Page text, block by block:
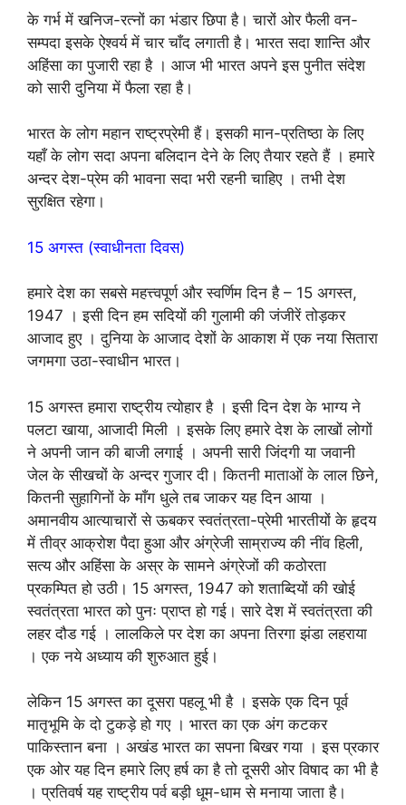
के गर्भ में खनिज-रत्नों का भंडार छिपा है। चारों ओर फैली वन-
सम्पदा इसके ऐश्वर्य में चार चाँद लगाती है। भारत सदा शान्ति और
अहिंसा का पुजारी रहा है । आज भी भारत अपने इस पुनीत संदेश
को सारी दुनिया में फैला रहा है।
भारत के लोग महान राष्ट्रप्रेमी हैं। इसकी मान-प्रतिष्ठा के लिए
यहाँ के लोग सदा अपना बलिदान देने के लिए तैयार रहते हैं । हमारे
अन्दर देश-प्रेम की भावना सदा भरी रहनी चाहिए । तभी देश
सुरक्षित रहेगा।
15 अगस्त (स्वाधीनता दिवस)
हमारे देश का सबसे महत्त्वपूर्ण और स्वर्णिम दिन है – 15 अगस्त,
1947 । इसी दिन हम सदियों की गुलामी की जंजीरें तोड़कर
आजाद हुए । दुनिया के आजाद देशों के आकाश में एक नया सितारा
जगमगा उठा-स्वाधीन भारत।
15 अगस्त हमारा राष्ट्रीय त्योहार है । इसी दिन देश के भाग्य ने
पलटा खाया, आजादी मिली । इसके लिए हमारे देश के लाखों लोगों
ने अपनी जान की बाजी लगाई । अपनी सारी जिंदगी या जवानी
जेल के सीखचों के अन्दर गुजार दी। कितनी माताओं के लाल छिने,
कितनी सुहागिनों के माँग धुले तब जाकर यह दिन आया ।
अमानवीय आत्याचारों से ऊबकर स्वतंत्रता-प्रेमी भारतीयों के हृदय
में तीव्र आक्रोश पैदा हुआ और अंग्रेजी साम्राज्य की नींव हिली,
सत्य और अहिंसा के अस्र के सामने अंग्रेजों की कठोरता
प्रकम्पित हो उठी। 15 अगस्त, 1947 को शताब्दियों की खोई
स्वतंत्रता भारत को पुनः प्राप्त हो गई। सारे देश में स्वतंत्रता की
लहर दौड गई । लालकिले पर देश का अपना तिरगा झंडा लहराया
। एक नये अध्याय की शुरुआत हुई।
लेकिन 15 अगस्त का दूसरा पहलू भी है । इसके एक दिन पूर्व
मातृभूमि के दो टुकड़े हो गए । भारत का एक अंग कटकर
पाकिस्तान बना । अखंड भारत का सपना बिखर गया । इस प्रकार
एक ओर यह दिन हमारे लिए हर्ष का है तो दूसरी ओर विषाद का भी है
। प्रतिवर्ष यह राष्ट्रीय पर्व बड़ी धूम-धाम से मनाया जाता है।